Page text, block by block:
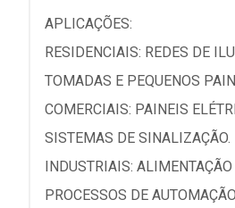
APLICAÇÕES:
RESIDENCIAIS: REDES DE
TOMADAS E PEQUENOS
COMERCIAIS: PAINEIS
SISTEMAS DE SINALIZAÇÃO.
INDUSTRIAIS:
PROCESSOS DE